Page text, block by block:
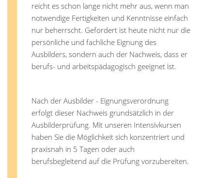
reicht es schon lange nicht mehr aus, wenn man
notwendige Fertigkeiten und Kenntnisse einfach
nur beherrscht. Gefordert ist heute nicht nur die
persönliche und fachliche Eignung des
Ausbilders, sondern auch der Nachweis, dass er
berufs- und arbeitspädagogisch geeignet ist.
Nach der Ausbilder - Eignungsverordnung
erfolgt dieser Nachweis grundsätzlich in der
Ausbilderprüfung. Mit unseren Intensivkursen
haben Sie die Möglichkeit sich konzentriert und
praxisnah in 5 Tagen oder auch
berufsbegleitend auf die Prüfung vorzubereiten.